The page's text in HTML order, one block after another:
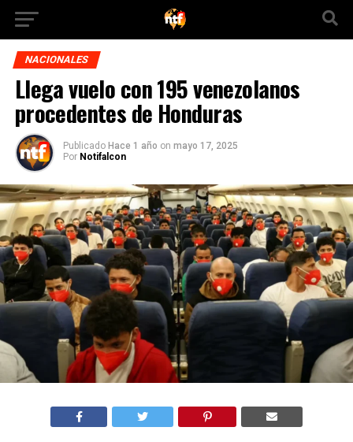
NACIONALES
Llega vuelo con 195 venezolanos
procedentes de Honduras
Publicado Hace 1 año on mayo 17, 2025
Por Notifalcon